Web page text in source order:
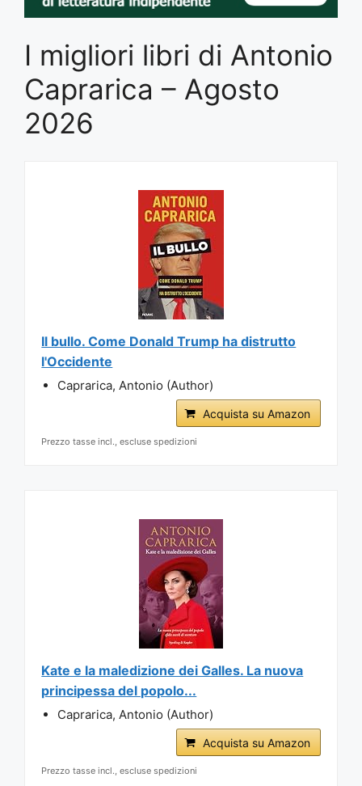
I migliori libri di Antonio
Caprarica – Agosto
2026
Il bullo. Come Donald Trump ha distrutto
l'Occidente
Caprarica, Antonio (Author)
Acquista su Amazon
Prezzo tasse incl., escluse spedizioni
Kate e la maledizione dei Galles. La nuova
principessa del popolo...
Caprarica, Antonio (Author)
Acquista su Amazon
Prezzo tasse incl., escluse spedizioni